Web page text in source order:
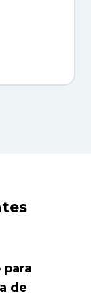
de